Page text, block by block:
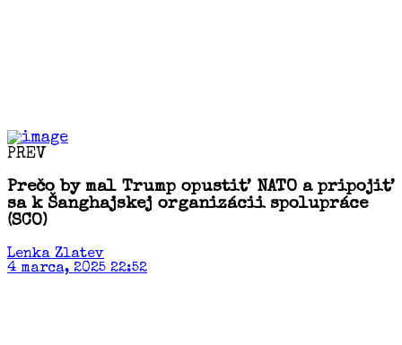
PREV
Prečo by mal Trump opustiť NATO a pripojiť
sa k Šanghajskej organizácii spolupráce
(SCO)
Lenka Zlatev
4 marca, 2025 22:52